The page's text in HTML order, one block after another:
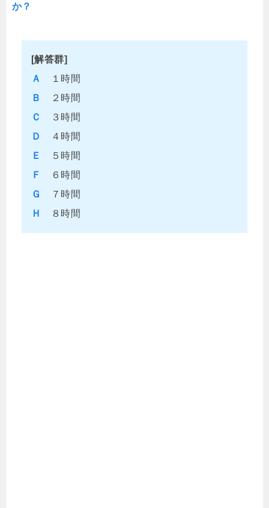
か？
[解答群]
Ａ
１時間
Ｂ
２時間
Ｃ
３時間
Ｄ
４時間
Ｅ
５時間
Ｆ
６時間
Ｇ
７時間
Ｈ
８時間